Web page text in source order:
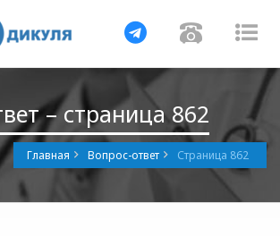
Навигация
– страница 862
Главная Вопрос-ответ Страница 862